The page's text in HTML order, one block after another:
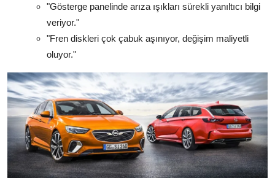
"Gösterge panelinde arıza ışıkları sürekli yanıltıcı bilgi
veriyor."
"Fren diskleri çok çabuk aşınıyor, değişim maliyetli
oluyor."